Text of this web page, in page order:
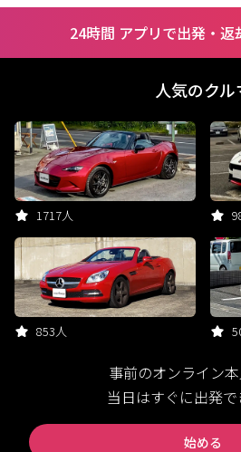
24時間 アプリで出発・返
人気のクル
1717人
853人
事前のオンライン
当日はすぐに出発
始める